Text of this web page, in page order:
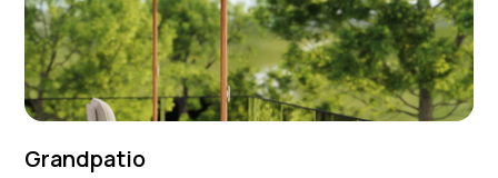
Grandpatio